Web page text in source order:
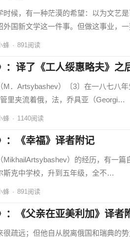
，有一种茫漠的希望：以为文艺是
外国新文学这一件事。但做这事业，
蜂 · 891阅读
：译了《工人绥惠略夫》之
Artsybashev）〔3〕在一八七八年
里夹流着俄，法，乔具亚（Georgi…
蜂 · 1140阅读
：《幸福》译者附记
）的经历，有一
斯克中学校，升到五年级，全不…
蜂 · 891阅读
：《父亲在亚美利加》译者
远；但他自从脱离俄国和瑞典的势